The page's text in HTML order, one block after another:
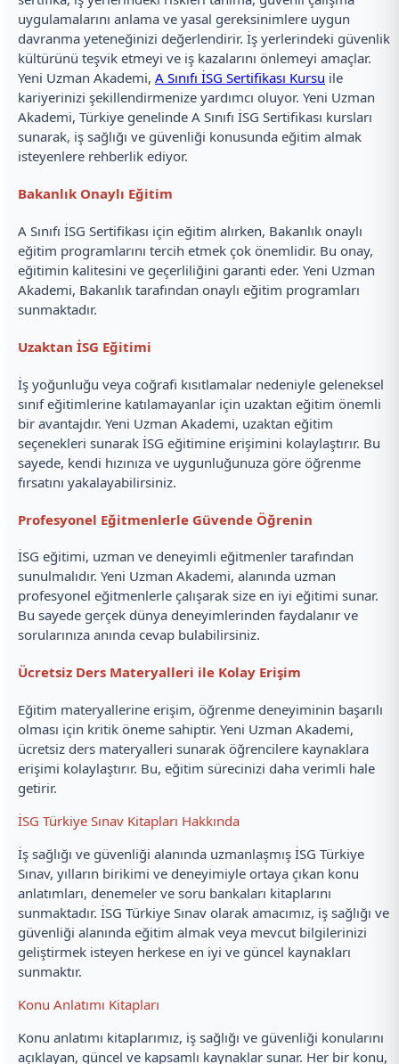
uygulamalarını anlama ve yasal gereksinimlere uygun
davranma yeteneğinizi değerlendirir. İş yerlerindeki güvenlik
kültürünü teşvik etmeyi ve iş kazalarını önlemeyi amaçlar.
Yeni Uzman Akademi, A Sınıfı İSG Sertifikası Kursu ile
kariyerinizi şekillendirmenize yardımcı oluyor. Yeni Uzman
Akademi, Türkiye genelinde A Sınıfı İSG Sertifikası kursları
sunarak, iş sağlığı ve güvenliği konusunda eğitim almak
isteyenlere rehberlik ediyor.
Bakanlık Onaylı Eğitim
A Sınıfı İSG Sertifikası için eğitim alırken, Bakanlık onaylı
eğitim programlarını tercih etmek çok önemlidir. Bu onay,
eğitimin kalitesini ve geçerliliğini garanti eder. Yeni Uzman
Akademi, Bakanlık tarafından onaylı eğitim programları
sunmaktadır.
Uzaktan İSG Eğitimi
İş yoğunluğu veya coğrafi kısıtlamalar nedeniyle geleneksel
sınıf eğitimlerine katılamayanlar için uzaktan eğitim önemli
bir avantajdır. Yeni Uzman Akademi, uzaktan eğitim
seçenekleri sunarak İSG eğitimine erişimini kolaylaştırır. Bu
sayede, kendi hızınıza ve uygunluğunuza göre öğrenme
fırsatını yakalayabilirsiniz.
Profesyonel Eğitmenlerle Güvende Öğrenin
İSG eğitimi, uzman ve deneyimli eğitmenler tarafından
sunulmalıdır. Yeni Uzman Akademi, alanında uzman
profesyonel eğitmenlerle çalışarak size en iyi eğitimi sunar.
Bu sayede gerçek dünya deneyimlerinden faydalanır ve
sorularınıza anında cevap bulabilirsiniz.
Ücretsiz Ders Materyalleri ile Kolay Erişim
Eğitim materyallerine erişim, öğrenme deneyiminin başarılı
olması için kritik öneme sahiptir. Yeni Uzman Akademi,
ücretsiz ders materyalleri sunarak öğrencilere kaynaklara
erişimi kolaylaştırır. Bu, eğitim sürecinizi daha verimli hale
getirir.
İSG Türkiye Sınav Kitapları Hakkında
İş sağlığı ve güvenliği alanında uzmanlaşmış İSG Türkiye
Sınav, yılların birikimi ve deneyimiyle ortaya çıkan konu
anlatımları, denemeler ve soru bankaları kitaplarını
sunmaktadır. İSG Türkiye Sınav olarak amacımız, iş sağlığı ve
güvenliği alanında eğitim almak veya mevcut bilgilerinizi
geliştirmek isteyen herkese en iyi ve güncel kaynakları
sunmaktır.
Konu Anlatımı Kitapları
Konu anlatımı kitaplarımız, iş sağlığı ve güvenliği konularını
açıklayan, güncel ve kapsamlı kaynaklar sunar. Her bir konu,